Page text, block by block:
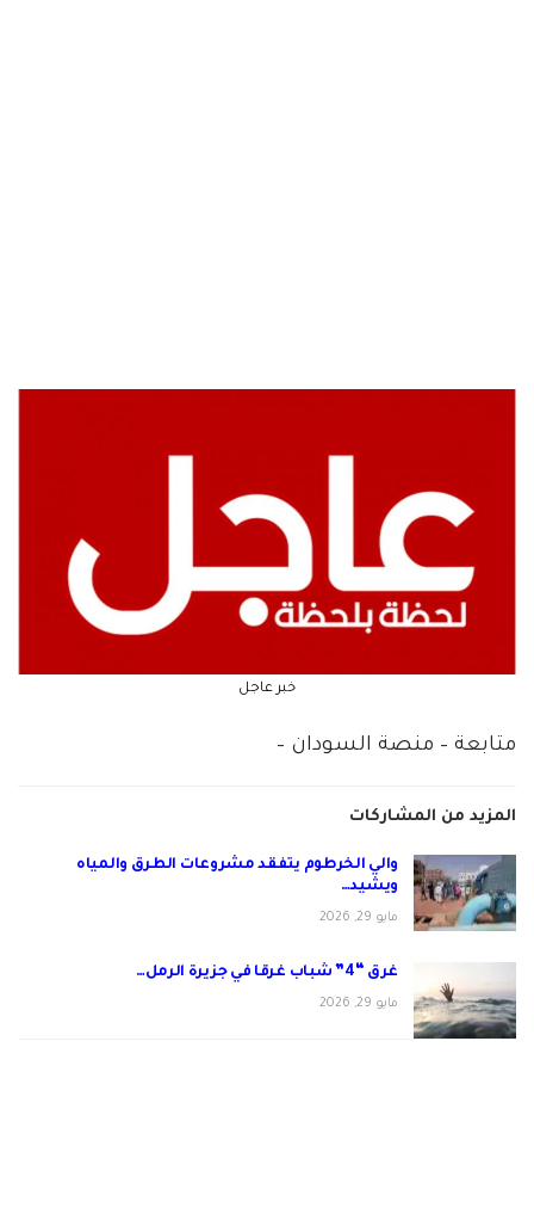
خبر عاجل
متابعة – منصة السودان –
المزيد من المشاركات
والي الخرطوم يتفقد مشروعات الطرق والمياه
ويشيد…
مايو 29, 2026
غرق “4” شباب غرقا في جزيرة الرمل…
مايو 29, 2026